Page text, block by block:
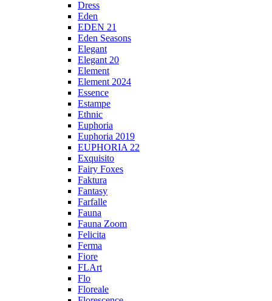
Dress
Eden
EDEN 21
Eden Seasons
Elegant
Elegant 20
Element
Element 2024
Essence
Estampe
Ethnic
Euphoria
Euphoria 2019
EUPHORIA 22
Exquisito
Fairy Foxes
Faktura
Fantasy
Farfalle
Fauna
Fauna Zoom
Felicita
Ferma
Fiore
FLArt
Flo
Floreale